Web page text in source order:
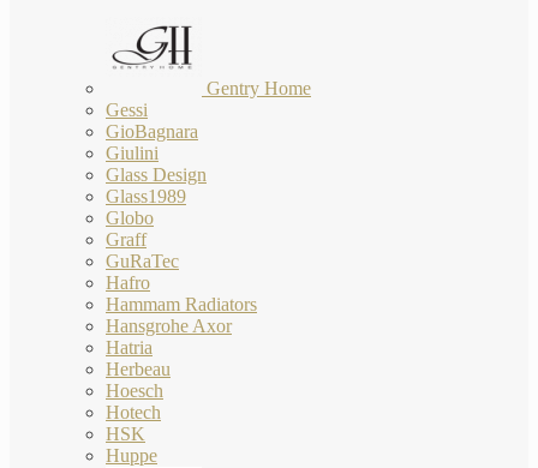
Gentry Home
Gessi
GioBagnara
Giulini
Glass Design
Glass1989
Globo
Graff
GuRaTec
Hafro
Hammam Radiators
Hansgrohe Axor
Hatria
Herbeau
Hoesch
Hotech
HSK
Huppe